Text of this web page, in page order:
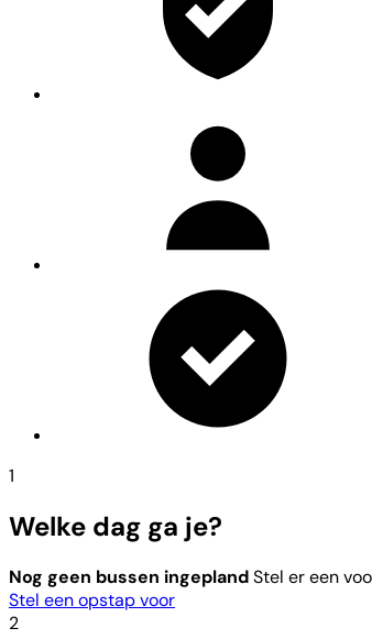
1
Welke dag ga je?
Nog geen bussen ingeplandStel er een
Stel een opstap voor
2